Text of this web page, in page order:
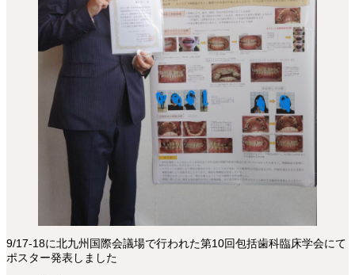
9/17-18に北九州国際会議場で行われた第10回包括歯科臨床学会にて
ポスター発表しました